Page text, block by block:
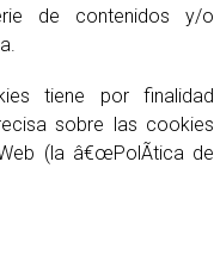
de contenidos y/o
tiene por finalidad
sobre las cookies
(la â€œPolÃ­tica de